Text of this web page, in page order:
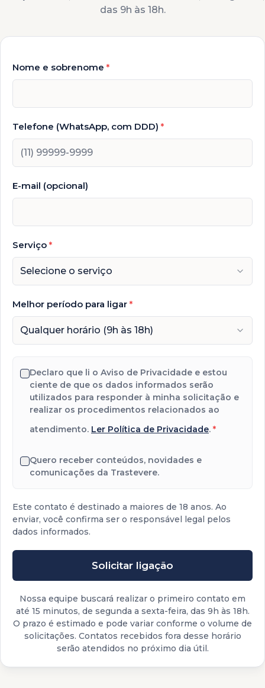
das 9h às 18h.
Nome e sobrenome *
Telefone (WhatsApp, com DDD) *
E-mail (opcional)
Serviço *
Selecione o serviço
Melhor período para ligar *
Qualquer horário (9h às 18h)
Declaro que li o Aviso de Privacidade e estou
ciente de que os dados informados serão
utilizados para responder à minha solicitação e
realizar os procedimentos relacionados ao
atendimento. Ler Política de Privacidade. *
Quero receber conteúdos, novidades e
comunicações da Trastevere.
Este contato é destinado a maiores de 18 anos. Ao
enviar, você confirma ser o responsável legal pelos
dados informados.
Solicitar ligação
Nossa equipe buscará realizar o primeiro contato em
até 15 minutos, de segunda a sexta-feira, das 9h às 18h.
O prazo é estimado e pode variar conforme o volume de
solicitações. Contatos recebidos fora desse horário
serão atendidos no próximo dia útil.